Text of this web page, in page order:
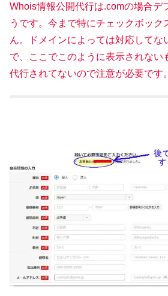
Whois情報公開代行は.comの場合デ
うです。今まで特にチェックボック
ん。ドメインによっては対応してな
で、ここでこのように表示されない
代行されてないので注意が必要です。